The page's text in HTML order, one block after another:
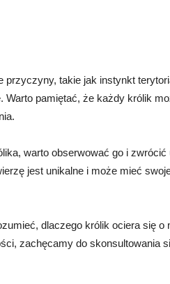
takie jak instynkt
Warto pamiętać, że każdy królik
warto obserwować go i zwrócić
jest unikalne i może mieć
dlaczego królik ociera się o
zachęcamy do skonsultowania